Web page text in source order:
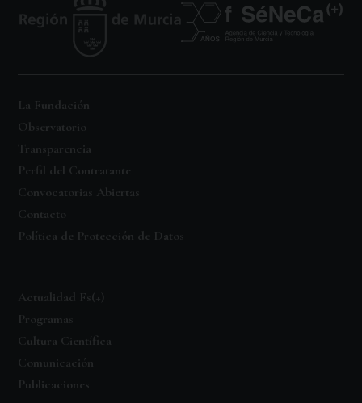
La Fundación
Observatorio
Transparencia
Perfil del Contratante
Convocatorias Abiertas
Contacto
Política de Protección de Datos
Actualidad Fs(+)
Programas
Cultura Científica
Comunicación
Publicaciones